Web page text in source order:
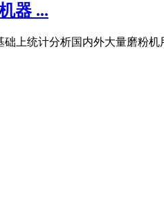
器 ...
上统计分析国内外大量磨粉